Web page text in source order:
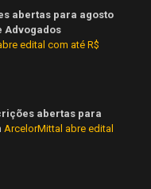
abertas para agosto
Advogados
edital com até R$
abertas para
ArcelorMittal abre edital